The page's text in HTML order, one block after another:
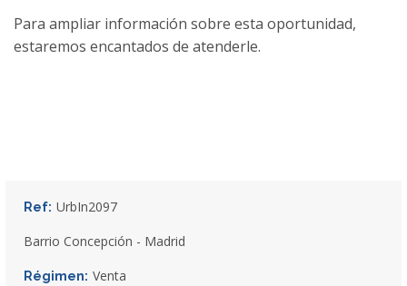
Para ampliar información sobre esta oportunidad,
estaremos encantados de atenderle.
Ref: UrbIn2097
Barrio Concepción - Madrid
Régimen: Venta